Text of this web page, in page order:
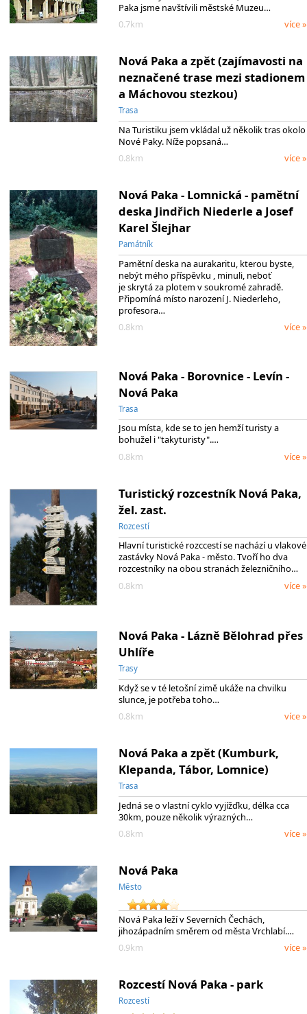
Paka jsme navštívili městské Muzeu…
0.7km
více »
Nová Paka a zpět (zajímavosti na
neznačené trase mezi stadionem
a Máchovou stezkou)
Trasa
Na Turistiku jsem vkládal už několik tras okolo
Nové Paky. Níže popsaná…
0.8km
více »
Nová Paka - Lomnická - pamětní
deska Jindřich Niederle a Josef
Karel Šlejhar
Památník
Pamětní deska na aurakaritu, kterou byste,
nebýt mého příspěvku , minuli, neboť
je skrytá za plotem v soukromé zahradě.
Připomíná místo narození J. Niederleho,
profesora…
0.8km
více »
Nová Paka - Borovnice - Levín -
Nová Paka
Trasa
Jsou místa, kde se to jen hemží turisty a
bohužel i "takyturisty".…
0.8km
více »
Turistický rozcestník Nová Paka,
žel. zast.
Rozcestí
Hlavní turistické rozccestí se nachází u vlakové
zastávky Nová Paka - město. Tvoří ho dva
rozcestníky na obou stranách železničního…
0.8km
více »
Nová Paka - Lázně Bělohrad přes
Uhlíře
Trasy
Když se v té letošní zimě ukáže na chvilku
slunce, je potřeba toho…
0.8km
více »
Nová Paka a zpět (Kumburk,
Klepanda, Tábor, Lomnice)
Trasa
Jedná se o vlastní cyklo vyjížďku, délka cca
30km, pouze několik výrazných…
0.8km
více »
Nová Paka
Město
Nová Paka leží v Severních Čechách,
jihozápadním směrem od města Vrchlabí.…
0.9km
více »
Rozcestí Nová Paka - park
Rozcestí